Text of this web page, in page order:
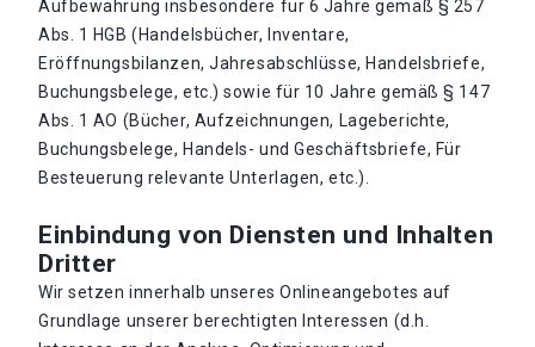
Aufbewahrung insbesondere für 6 Jahre gemäß § 257
Abs. 1 HGB (Handelsbücher, Inventare,
Eröffnungsbilanzen, Jahresabschlüsse, Handelsbriefe,
Buchungsbelege, etc.) sowie für 10 Jahre gemäß § 147
Abs. 1 AO (Bücher, Aufzeichnungen, Lageberichte,
Buchungsbelege, Handels- und Geschäftsbriefe, Für
Besteuerung relevante Unterlagen, etc.).
Einbindung von Diensten und Inhalten
Dritter
Wir setzen innerhalb unseres Onlineangebotes auf
Grundlage unserer berechtigten Interessen (d.h.